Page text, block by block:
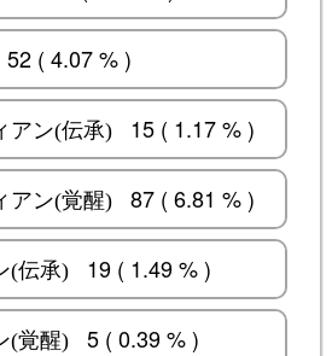
52 ( 4.07 % )
ン(伝承)
アン(伝承) 15 ( 1.17 % )
ン(覚醒)
アン(覚醒) 87 ( 6.81 % )
承)
(伝承) 19 ( 1.49 % )
醒)
(覚醒) 5 ( 0.39 % )